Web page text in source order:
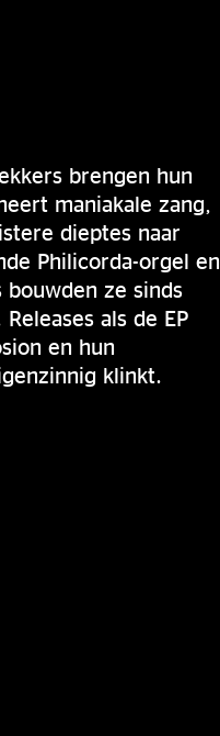
brengen hun
maniakale zang,
dieptes naar
Philicorda-orgel en
bouwden ze sinds
als de EP
en hun
klinkt.